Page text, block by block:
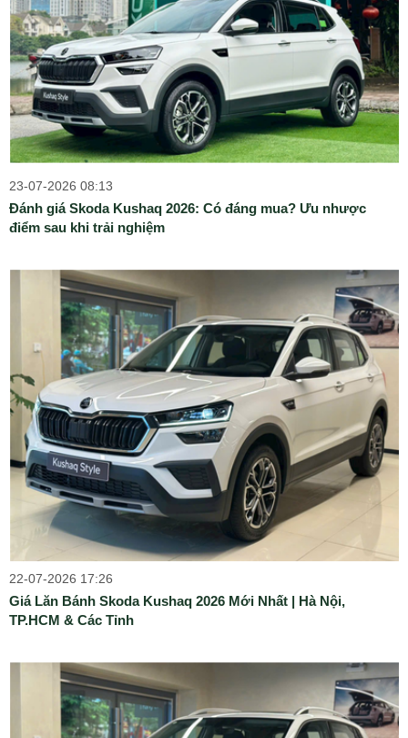
23-07-2026 08:13
Đánh giá Skoda Kushaq 2026: Có đáng mua? Ưu nhược
điểm sau khi trải nghiệm
22-07-2026 17:26
Giá Lăn Bánh Skoda Kushaq 2026 Mới Nhất | Hà Nội,
TP.HCM & Các Tỉnh